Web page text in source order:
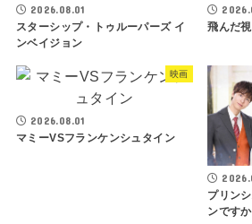
2026.08.01
スターシップ・トゥルーパーズ イ
ンベイジョン
飛んだ
映画
2026.08.01
マミーVSフランケンシュタイン
プリン
ンです